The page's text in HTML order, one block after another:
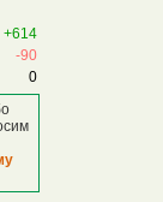
+614
-90
0